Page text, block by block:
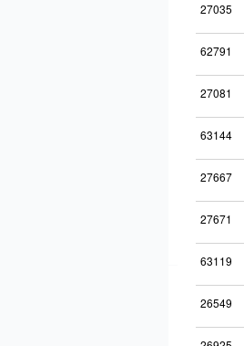
27035
62791
27081
63144
27667
27671
63119
26549